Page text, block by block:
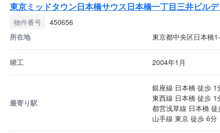
東京ミッドタウン日本橋サウス日本橋一丁目三井ビル
物件番号
450656
所在地
東京都中央区日本橋
竣工 2004年1月
最寄り駅
銀座線 日本橋 徒歩 1
東西線 日本橋 徒歩 1
都営浅草線 日本橋
山手線 東京 徒歩 6分